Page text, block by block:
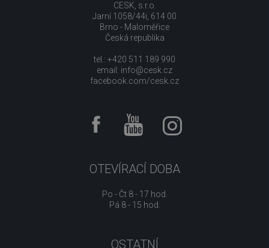
CESK, s.r.o.
Jarní 1058/44i, 614 00
Brno - Maloměřice
Česká republika
tel.: +420 511 189 990
email: info@cesk.cz
facebook.com/cesk.cz
OTEVÍRACÍ DOBA
Po - Čt 8 - 17 hod.
Pá 8 - 15 hod.
OSTATNÍ